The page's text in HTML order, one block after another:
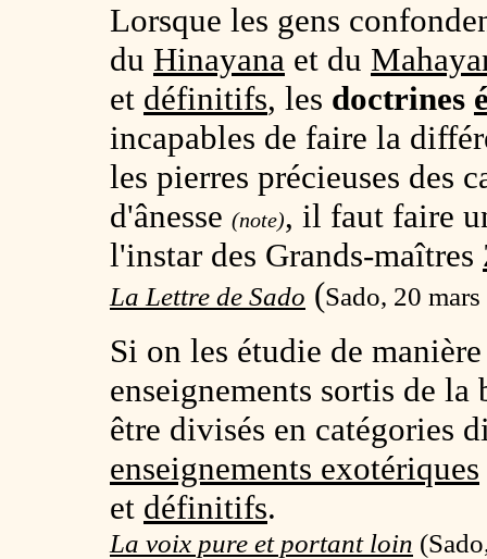
Lorsque les gens
du Hinayana et du
et définitifs, les doctrines
incapables de faire la
les pierres précieuses des
d'ânesse (note), il faut faire
l'instar des Grands-maîtres
La Lettre de Sado (Sado, 20
Si on les étudie de
enseignements sortis de
être divisés en catégories
enseignements exotériques
et définitifs.
La voix pure et portant loin (